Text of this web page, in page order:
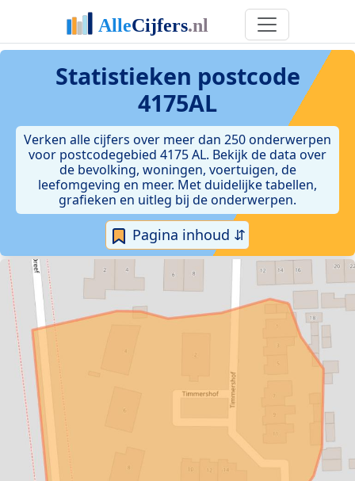
Statistieken postcode
4175AL
Verken alle cijfers over meer dan 250 onderwerpen
voor postcodegebied 4175 AL. Bekijk de data over
de bevolking, woningen, voertuigen, de
leefomgeving en meer. Met duidelijke tabellen,
grafieken en uitleg bij de onderwerpen.
Pagina inhoud ⇵